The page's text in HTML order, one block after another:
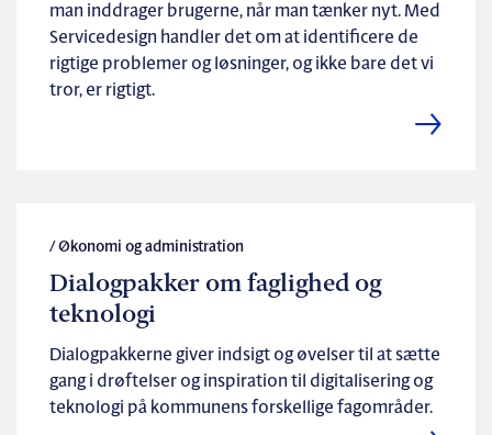
man inddrager brugerne, når man tænker nyt. Med
Servicedesign handler det om at identificere de
rigtige problemer og løsninger, og ikke bare det vi
tror, er rigtigt.
/ Økonomi og administration
Dialogpakker om faglighed og
teknologi
Dialogpakkerne giver indsigt og øvelser til at sætte
gang i drøftelser og inspiration til digitalisering og
teknologi på kommunens forskellige fagområder.